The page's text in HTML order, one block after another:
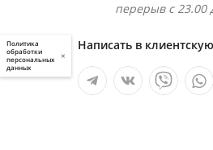
перерыв с 23.00
Написать в
Политика
обработки
персональных
данных
×